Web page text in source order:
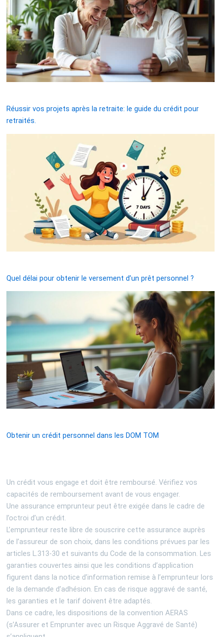
Réussir vos projets après la retraite: le guide du crédit pour
retraités.
Quel délai pour obtenir le versement d’un prêt personnel ?
Obtenir un crédit personnel dans les DOM TOM
Un crédit vous engage et doit être remboursé. Vérifiez vos
capacités de remboursement avant de vous engager.
Une assurance emprunteur peut être exigée dans le cadre de
l’octroi d’un crédit.
L’emprunteur reste libre de souscrire cette assurance auprès
de l’assureur de son choix, dans les conditions prévues par les
articles L.313-30 et suivants du Code de la consommation. Les
garanties couvertes ainsi que les conditions d’application
figurent dans la notice d’information remise à l’emprunteur lors
de la demande d’adhésion. En cas de risque aggravé de santé,
les garanties et le tarif doivent être adaptés.
Dans ce cadre, les dispositions de la convention AERAS
(s’Assurer et Emprunter avec un Risque Aggravé de Santé)